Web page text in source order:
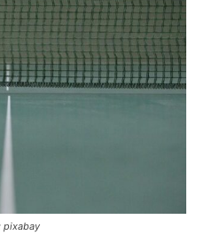
pixabay